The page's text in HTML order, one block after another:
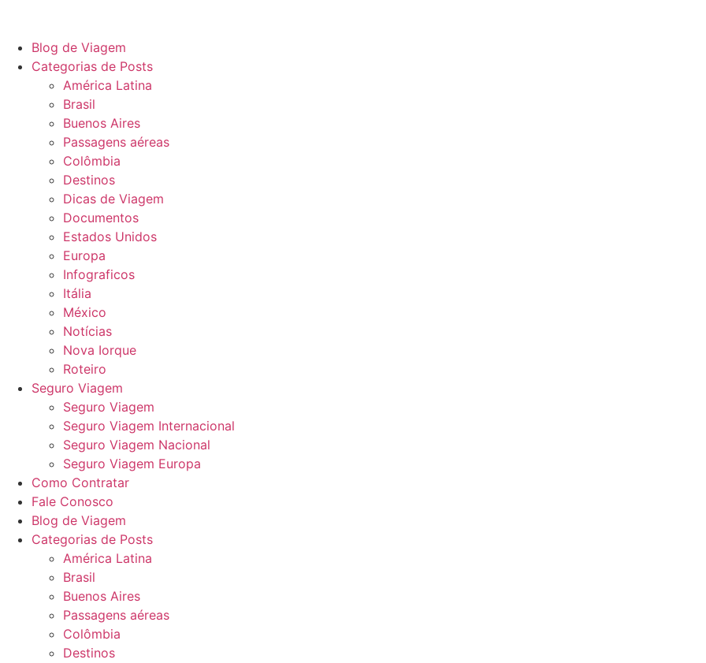
Blog de Viagem
Categorias de Posts
América Latina
Brasil
Buenos Aires
Passagens aéreas
Colômbia
Destinos
Dicas de Viagem
Documentos
Estados Unidos
Europa
Infograficos
Itália
México
Notícias
Nova Iorque
Roteiro
Seguro Viagem
Seguro Viagem
Seguro Viagem Internacional
Seguro Viagem Nacional
Seguro Viagem Europa
Como Contratar
Fale Conosco
Blog de Viagem
Categorias de Posts
América Latina
Brasil
Buenos Aires
Passagens aéreas
Colômbia
Destinos